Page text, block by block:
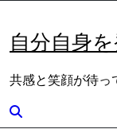
を
キ
ッ
プ
自分自身
共感と笑顔が待っ